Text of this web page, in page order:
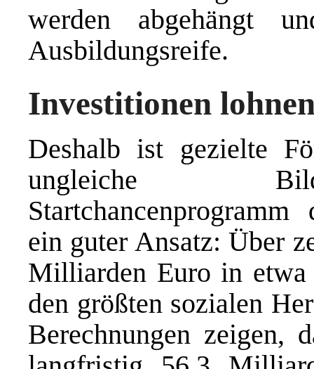
werden abgehängt
Ausbildungsreife.
Investitionen
Deshalb ist gezielte
ungleiche
ein guter Ansatz: Über
Milliarden Euro in etwa
den größten sozialen
Berechnungen zeigen,